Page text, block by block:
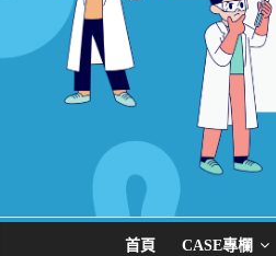
首頁 CASE專欄